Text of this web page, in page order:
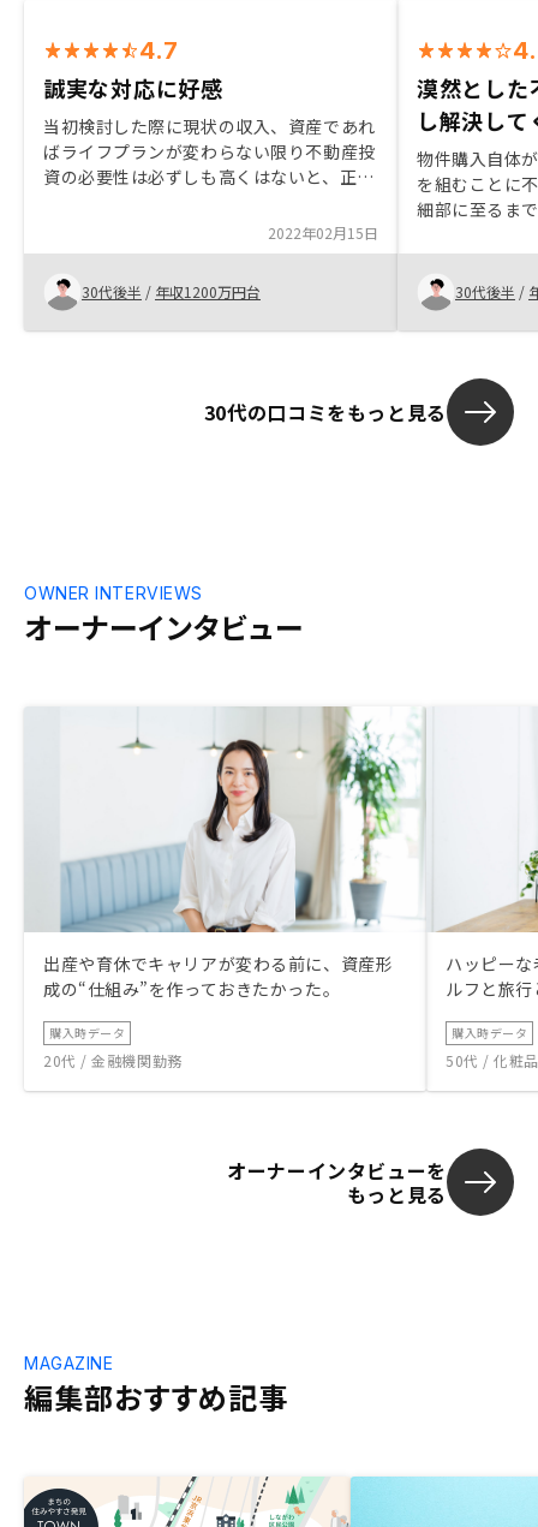
4.7
誠実な対応に好感
当初検討した際に現状の収入、資産であれ
ばライフプランが変わらない限り不動産投
資の必要性は必ずしも高くはないと、正直
相談に乗っていただけるなど営業担当者が
信頼できたため。地域ごとの相場や人口推
移、災害情報等がすぐに分かる仕組みにな
っていると検討しやすいです。
2022年02月15日
30代後半 / 年収1200万円台
漠然とした
し解決して
物件購入自体
を組むことに
細部に至るま
た。購入後は
に手間をかか
で、忙しくて
す。
30代後半 /
30代の口コミをもっと見る
オーナーインタビュー
OWNER INTERVIEWS
出産や育休でキャリアが変わる前に、資産形
成の“仕組み”を作っておきたかった。
購入時データ
20代 / 金融機関勤務
ハッピー
ルフと旅
購入時データ
50代 / 化粧
オーナーインタビューを
もっと見る
編集部おすすめ記事
MAGAZINE